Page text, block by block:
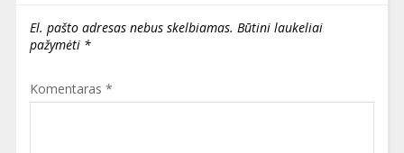
El. pašto adresas nebus skelbiamas. Būtini laukeliai
pažymėti *
Komentaras *